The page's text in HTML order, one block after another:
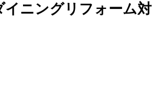
イニングリフォーム対